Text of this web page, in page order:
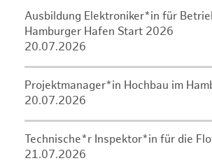
Ausbildung Elektroniker*in für
Hamburger Hafen Start 2026
20.07.2026
Projektmanager*in Hochbau im
20.07.2026
Technische*r Inspektor*in für die
21.07.2026